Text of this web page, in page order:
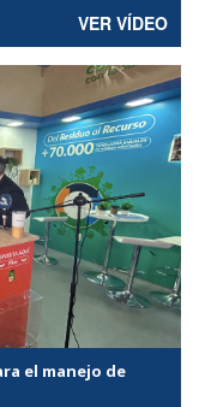
VER VÍDEO
el manejo de